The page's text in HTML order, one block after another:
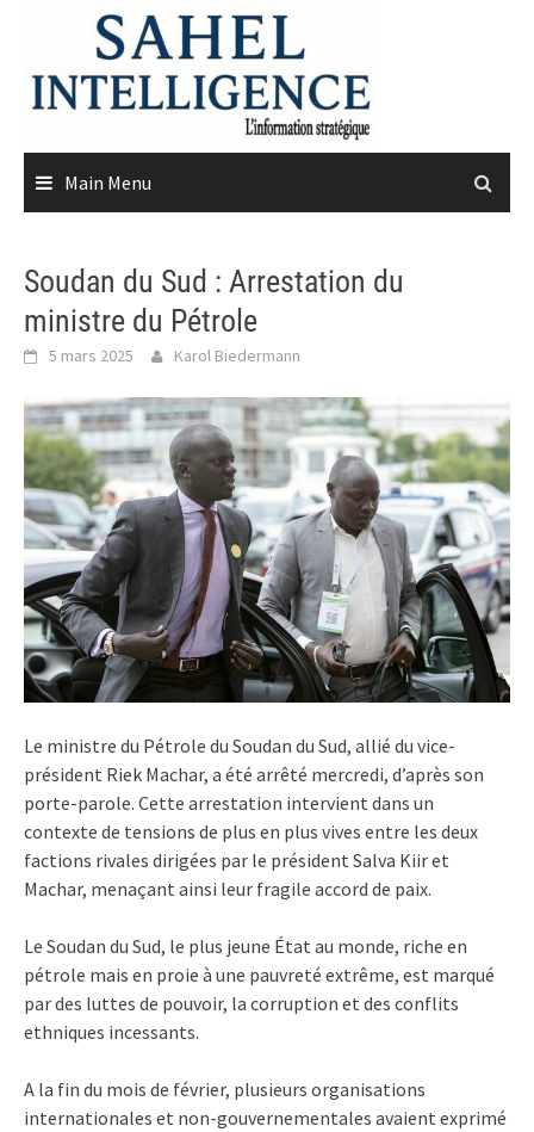
content
Main Menu
Soudan du Sud : Arrestation du
ministre du Pétrole
5 mars 2025 Karol Biedermann
Le ministre du Pétrole du Soudan du Sud, allié du vice-
président Riek Machar, a été arrêté mercredi, d’après son
porte-parole. Cette arrestation intervient dans un
contexte de tensions de plus en plus vives entre les deux
factions rivales dirigées par le président Salva Kiir et
Machar, menaçant ainsi leur fragile accord de paix.
Le Soudan du Sud, le plus jeune État au monde, riche en
pétrole mais en proie à une pauvreté extrême, est marqué
par des luttes de pouvoir, la corruption et des conflits
ethniques incessants.
A la fin du mois de février, plusieurs organisations
internationales et non-gouvernementales avaient exprimé